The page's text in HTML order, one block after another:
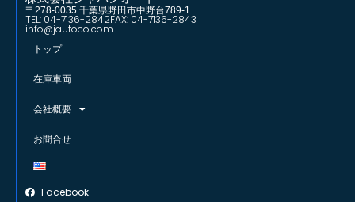
〒278-0035 千葉県野田市中野台789-1
TEL: 04-7136-2842FAX: 04-7136-2843
info@jautoco.com
トップ
在庫車両
会社概要
お問合せ
Facebook